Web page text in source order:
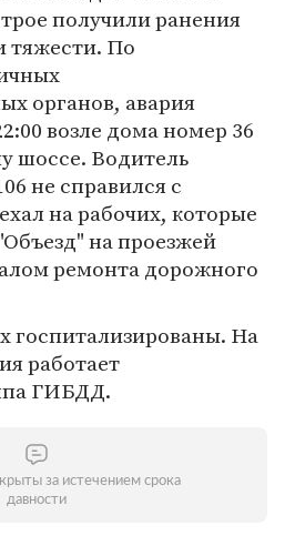
получили ранения
тяжести. По
органов, авария
возле дома номер 36
шоссе. Водитель
не справился с
на рабочих, которые
на проезжей
ремонта дорожного
госпитализированы. На
работает
ГИБДД.
за истечением срока
давности